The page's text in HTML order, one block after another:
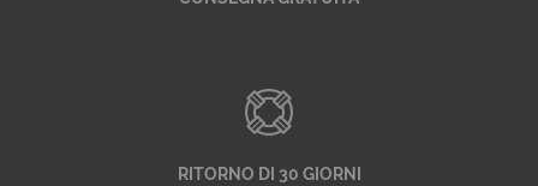
RITORNO DI 30 GIORNI